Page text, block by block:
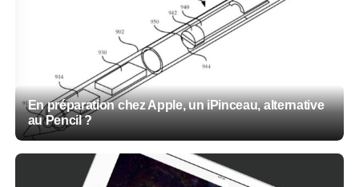
En préparation chez Apple, un iPinceau, alternative
au Pencil ?